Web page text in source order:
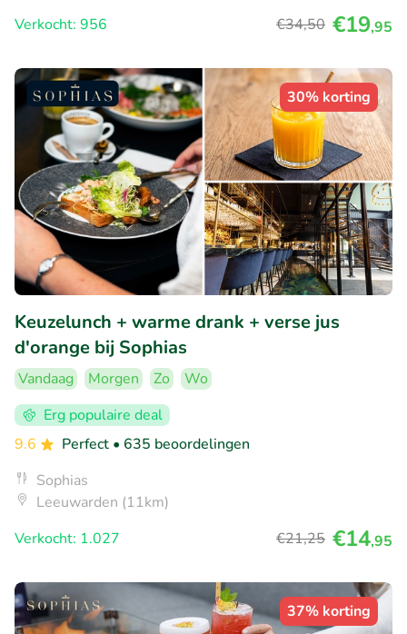
Verkocht: 956
€34,50 €19,95
30% korting
Keuzelunch + warme drank + verse jus
d'orange bij Sophias
Vandaag Morgen Zo
Wo
Erg populaire deal
9.6
Perfect • 635 beoordelingen
Sophias
Leeuwarden (11km)
Verkocht: 1.027
€21,25 €14,95
37% korting